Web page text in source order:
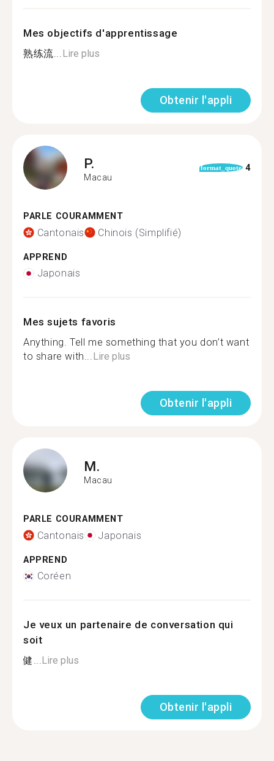
Mes objectifs d'apprentissage
熟练流...Lire plus
Obtenir l'appli
P.
Macau
format_quote 4
PARLE COURAMMENT
Cantonais Chinois (Simplifié)
APPREND
Japonais
Mes sujets favoris
Anything. Tell me something that you don’t want
to share with...Lire plus
Obtenir l'appli
M.
Macau
PARLE COURAMMENT
Cantonais Japonais
APPREND
Coréen
Je veux un partenaire de conversation qui
soit
健...Lire plus
Obtenir l'appli